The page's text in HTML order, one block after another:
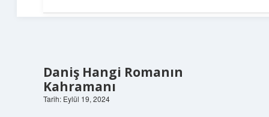
Daniş Hangi Romanın
Kahramanı
Tarih: Eylül 19, 2024